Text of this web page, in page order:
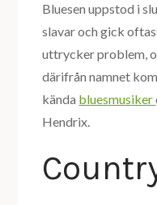
Bluesen uppstod i
slavar och gick
uttrycker problem,
därifrån namnet
kända bluesmusiker
Hendrix.